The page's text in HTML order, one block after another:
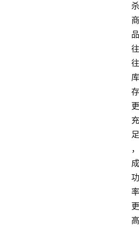
杀
商
品
往
往
库
存
更
充
足
，
成
功
率
更
高